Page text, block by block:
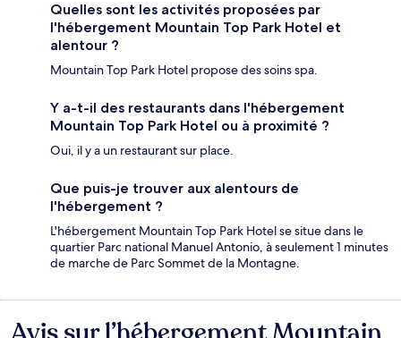
Quelles sont les activités proposées par
l'hébergement Mountain Top Park Hotel et
alentour ?
Mountain Top Park Hotel propose des soins spa.
Y a-t-il des restaurants dans l'hébergement
Mountain Top Park Hotel ou à proximité ?
Oui, il y a un restaurant sur place.
Que puis-je trouver aux alentours de
l'hébergement ?
L'hébergement Mountain Top Park Hotel se situe dans le
quartier Parc national Manuel Antonio, à seulement 1 minutes
de marche de Parc Sommet de la Montagne.
Avis